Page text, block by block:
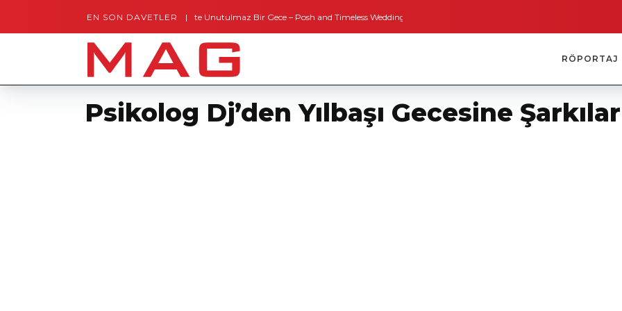
EN SON DAVETLER
Gaziantep’te Unutulmaz Bir Gece – Posh and Timeless Weddings Bodrum’dan İngiltere’ye Kısa Bir Yolculuk
RÖPORTAJ
Psikolog Dj’den Yılbaşı Gecesine Şarkılar